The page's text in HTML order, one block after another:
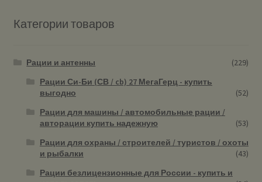
Категории товаров
Рации и антенны
(229)
Рации Си-Би (СВ / cb) 27 МегаГерц - купить
выгодно
(52)
Рации для машины / автомобильные рации /
авторации купить надежную
(53)
Рации для охраны / строителей / туристов / охоты
и рыбалки
(43)
Рации безлицензионные для России - купить и